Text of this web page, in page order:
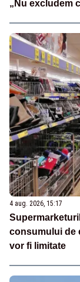
„Nu excludem
4 aug. 2026, 15:17
consumului de
vor fi limitate